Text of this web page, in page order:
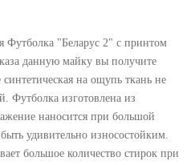
Футболка "Беларус 2" с принтом
данную майку вы получите
на ощупь ткань не
Футболка изготовлена из
наносится при большой
удивительно износостойким.
большое количество стирок при